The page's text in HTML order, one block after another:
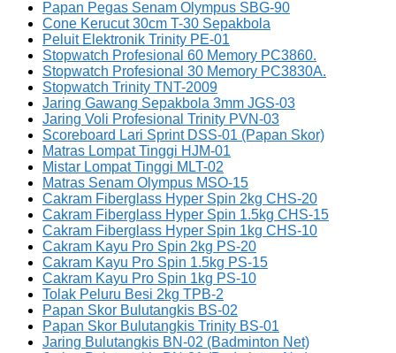
Papan Pegas Senam Olympus SBG-90
Cone Kerucut 30cm T-30 Sepakbola
Peluit Elektronik Trinity PE-01
Stopwatch Profesional 60 Memory PC3860.
Stopwatch Profesional 30 Memory PC3830A.
Stopwatch Trinity TNT-2009
Jaring Gawang Sepakbola 3mm JGS-03
Jaring Voli Profesional Trinity PVN-03
Scoreboard Lari Sprint DSS-01 (Papan Skor)
Matras Lompat Tinggi HJM-01
Mistar Lompat Tinggi MLT-02
Matras Senam Olympus MSO-15
Cakram Fiberglass Hyper Spin 2kg CHS-20
Cakram Fiberglass Hyper Spin 1.5kg CHS-15
Cakram Fiberglass Hyper Spin 1kg CHS-10
Cakram Kayu Pro Spin 2kg PS-20
Cakram Kayu Pro Spin 1.5kg PS-15
Cakram Kayu Pro Spin 1kg PS-10
Tolak Peluru Besi 2kg TPB-2
Papan Skor Bulutangkis BS-02
Papan Skor Bulutangkis Trinity BS-01
Jaring Bulutangkis BN-02 (Badminton Net)